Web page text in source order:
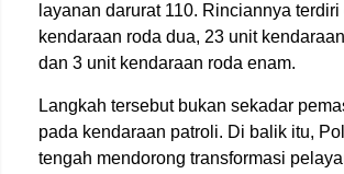
layanan darurat 110. Rinciannya
kendaraan roda dua, 23 unit
dan 3 unit kendaraan roda enam.
Langkah tersebut bukan sekadar
pada kendaraan patroli. Di balik itu,
tengah mendorong transformasi